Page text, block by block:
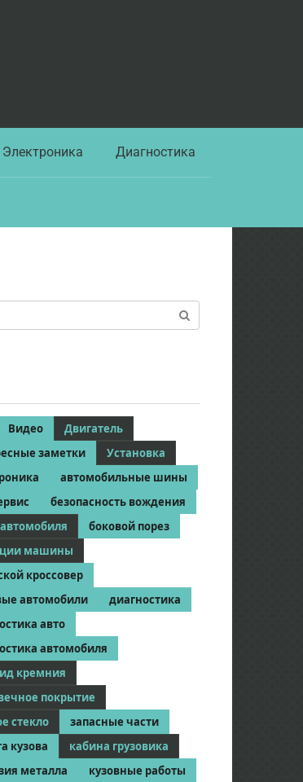
Электроника Диагностика
Видео
Двигатель
заметки
Установка
автомобильные шины
безопасность вождения
боковой порез
машины
кроссовер
автомобили
диагностика
авто
автомобиля
кремния
покрытие
стекло
запасные части
кузова
кабина грузовика
металла
кузовные работы